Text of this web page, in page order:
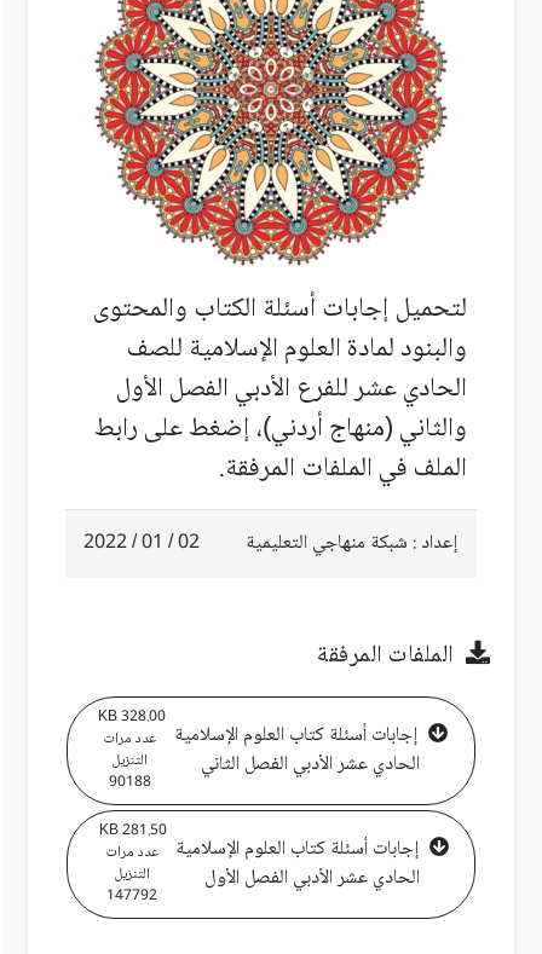
لتحميل إجابات أسئلة الكتاب والمحتوى
والبنودلمادة العلوم الإسلامية للصف
الحادي عشر للفرع الأدبي الفصل الأول
والثاني (منهاج أردني)، إضغط على رابط
الملف في الملفات المرفقة.
إعداد : شبكة منهاجي التعليمية 02 / 01 / 2022
الملفات المرفقة
إجابات أسئلة كتاب العلوم الإسلامية
الحادي عشر الأدبي الفصل الثاني
328.00 KB
عدد مرات
التنزيل
90188
إجابات أسئلة كتاب العلوم الإسلامية
الحادي عشر الأدبي الفصل الأول
281.50 KB
عدد مرات
التنزيل
147792